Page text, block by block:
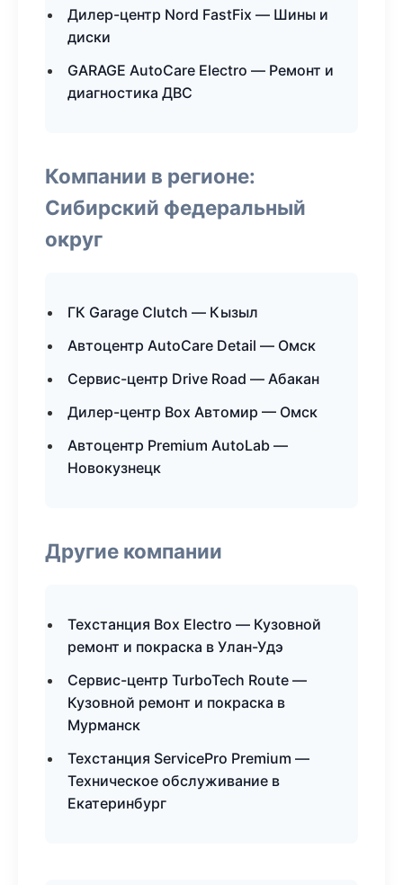
Дилер-центр Nord FastFix — Шины и
диски
GARAGE AutoCare Electro — Ремонт и
диагностика ДВС
Компании в регионе:
Сибирский федеральный
округ
ГК Garage Clutch — Кызыл
Автоцентр AutoCare Detail — Омск
Сервис-центр Drive Road — Абакан
Дилер-центр Box Автомир — Омск
Автоцентр Premium AutoLab —
Новокузнецк
Другие компании
Техстанция Box Electro — Кузовной
ремонт и покраска в Улан-Удэ
Сервис-центр TurboTech Route —
Кузовной ремонт и покраска в
Мурманск
Техстанция ServicePro Premium —
Техническое обслуживание в
Екатеринбург